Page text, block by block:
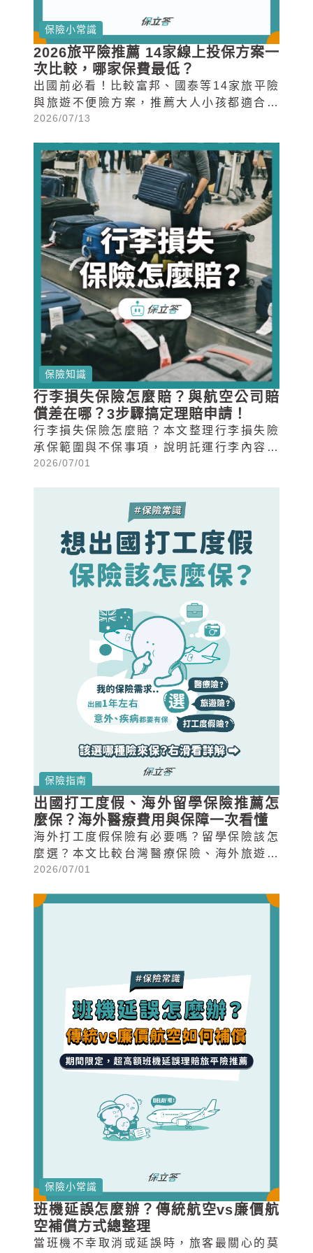
保險小常識
2026旅平險推薦 14家線上投保方案一
次比較，哪家保費最低？
出國前必看！比較富邦、國泰等14家旅平險
與旅遊不便險方案，推薦大人小孩都適合的
2026年線上投保選擇與保費試算。
2026/07/13
保險知識
行李損失保險怎麼賠？與航空公司賠
償差在哪？3步驟搞定理賠申請！
行李損失保險怎麼賠？本文整理行李損失險
承保範圍與不保事項，說明託運行李內容物
遺失、旅途中遭竊或搶奪等常見情境該如何
2026/07/01
保險指南
出國打工度假、海外留學保險推薦怎
麼保？海外醫療費用與保障一次看懂
海外打工度假保險有必要嗎？留學保險該怎
麼選？本文比較台灣醫療保險、海外旅遊保
險與海外打工度假/留學保險差異，並解析保
費用與保險選擇重點。
2026/07/01
保險小常識
班機延誤怎麼辦？傳統航空vs廉價航
空補償方式總整理
當班機不幸取消或延誤時，旅客最關心的莫